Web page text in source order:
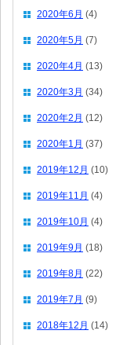
2020年6月 (4)
2020年5月 (7)
2020年4月 (13)
2020年3月 (34)
2020年2月 (12)
2020年1月 (37)
2019年12月 (10)
2019年11月 (4)
2019年10月 (4)
2019年9月 (18)
2019年8月 (22)
2019年7月 (9)
2018年12月 (14)